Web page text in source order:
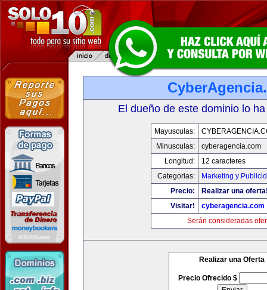
El dueño de este dominio lo
Mayusculas:
Minusculas:
cyberagencia.com
Longitud:
12 caracteres
Categorias:
Marketing y
Precio:
Realizar una
Visitar!
cyberagencia.com
Serán consideradas
Realizar una Oferta
Precio Ofrecido $